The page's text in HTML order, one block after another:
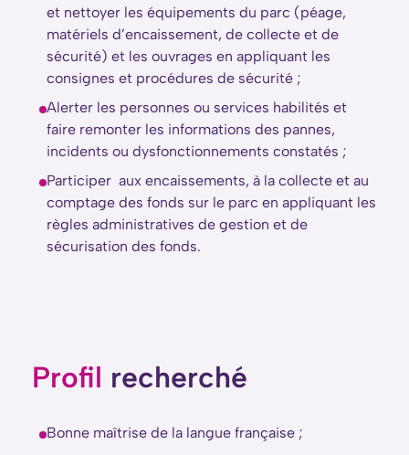
et nettoyer les équipements du parc (péage,
matériels d’encaissement, de collecte et de
sécurité) et les ouvrages en appliquant les
consignes et procédures de sécurité ;
Alerter les personnes ou services habilités et
faire remonter les informations des pannes,
incidents ou dysfonctionnements constatés ;
Participer aux encaissements, à la collecte et au
comptage des fonds sur le parc en appliquant les
règles administratives de gestion et de
sécurisation des fonds.
Profil recherché
Bonne maîtrise de la langue française ;